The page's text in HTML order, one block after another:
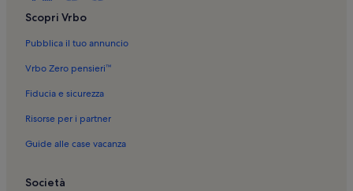
Governor's Harbour: case vacanza
Scopri Vrbo
Pubblica il tuo annuncio
Vrbo Zero pensieri™
Fiducia e sicurezza
Risorse per i partner
Guide alle case vacanza
Società